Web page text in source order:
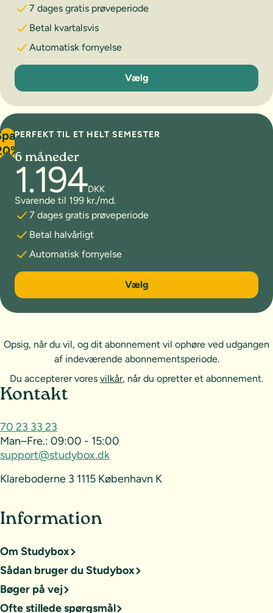
7 dages gratis prøveperiode
Betal kvartalsvis
Automatisk fornyelse
3 måneder
Vælg
PERFEKT TIL ET HELT SEMESTER
6 måneder
1.194DKK
Svarende til 199 kr./md.
7 dages gratis prøveperiode
Betal halvårligt
Automatisk fornyelse
6 måneder
Vælg
Opsig, når du vil, og dit abonnement vil ophøre ved udgangen
af indeværende abonnementsperiode.
Du accepterer vores vilkår, når du opretter et abonnement.
Sideoversigt og kontakt
Kontakt
70 23 33 23
Man–Fre.: 09:00 - 15:00
support@studybox.dk
Klareboderne 3 1115 København K
Information
Om Studybox
Sådan bruger du Studybox
Bøger på vej
Ofte stillede spørgsmål